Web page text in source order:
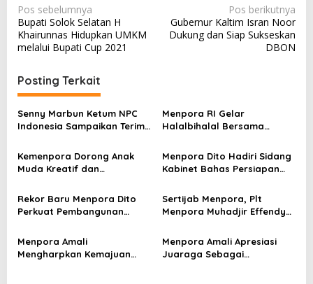
N
a
v
i
g
a
s
i
p
s
Pos sebelumnya
Bupati Solok Selatan H
Khairunnas Hidupkan UMKM
melalui Bupati Cup 2021
Pos berikutnya
Gubernur Kaltim Isran Noor
Dukung dan Siap Sukseskan
DBON
Posting Terkait
Senny Marbun Ketum NPC
Indonesia Sampaikan Terima
Atas Dukungan Penuhnya
Menpora RI Gelar
Halalbihalal Bersama
Kemenpora Dorong Anak
Muda Kreatif dan
Internasional
Menpora Dito Hadiri Sidang
Kabinet Bahas Persiapan
Rekor Baru Menpora Dito
Perkuat Pembangunan
Sertijab Menpora, Plt
Menpora Muhadjir Effendy
Berjalan dengan Baik
Menpora Amali
Mengharpkan Kemajuan
Menpora Amali Apresiasi
Juaraga Sebagai